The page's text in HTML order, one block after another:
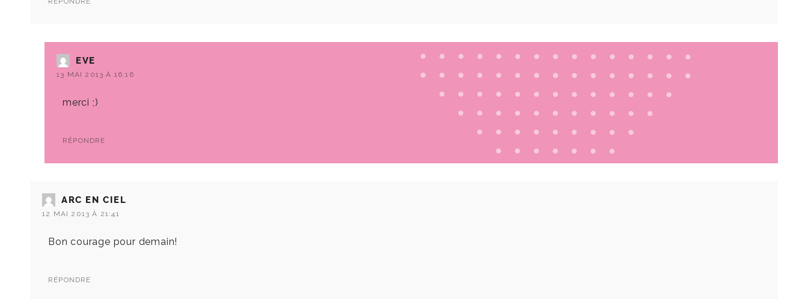
EVE
13 MAI 2013 À 16:16
merci ;)
RÉPONDRE
ARC EN CIEL
12 MAI 2013 À 21:41
Bon courage pour demain!
RÉPONDRE